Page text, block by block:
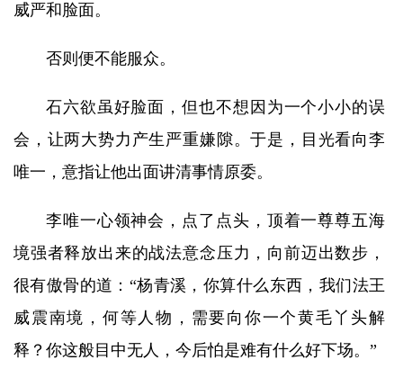
威严和脸面。
否则便不能服众。
石六欲虽好脸面，但也不想因为一个小小的误
会，让两大势力产生严重嫌隙。于是，目光看向李
唯一，意指让他出面讲清事情原委。
李唯一心领神会，点了点头，顶着一尊尊五海
境强者释放出来的战法意念压力，向前迈出数步，
很有傲骨的道：“杨青溪，你算什么东西，我们法王
威震南境，何等人物，需要向你一个黄毛丫头解
释？你这般目中无人，今后怕是难有什么好下场。”